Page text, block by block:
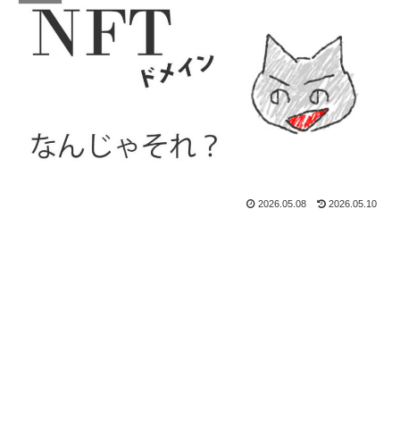
2026.05.08 2026.05.10